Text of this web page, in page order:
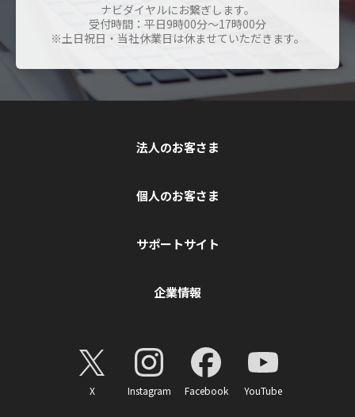
ナビダイヤルにお繋ぎします。
受付時間：平日9時00分～17時00分
※土日祝日・当社休業日は休ませていただきます。
法人のお客さま
個人のお客さま
サポートサイト
企業情報
X Instagram Facebook YouTube